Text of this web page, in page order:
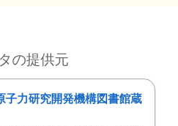
の提供元
子力研究開発機構図書館蔵